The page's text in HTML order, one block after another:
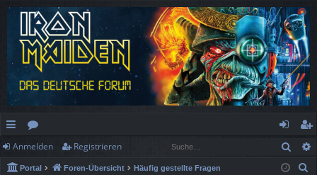
ch
ne
or
en
n
m
eg
ist
Anmelden Registrieren
Portal Foren-Übersicht Häufig gestellte Fragen